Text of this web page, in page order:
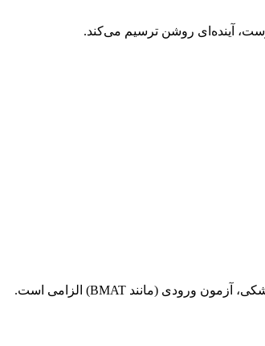
ابتدا، رشته و دانشگاه را بر اساس علایق انتخاب کنید. مدارک لازم شامل دیپلم/لیسانس ترجمه‌شده، ریزنمرات، پاسپورت و انگیزه‌نامه است. برای رشته‌های پزشکی، آزمون ورودی (مانند BMAT) الزامی است.